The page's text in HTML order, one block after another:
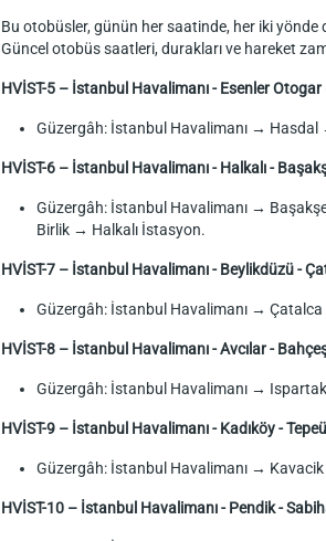
Bu otobüsler, günün her saatinde, her iki yönde
Güncel otobüs saatleri, durakları ve hareket
HVİST-5 – İstanbul Havalimanı - Esenler
Güzergâh: İstanbul Havalimanı →
HVİST-6 – İstanbul Havalimanı - Halkalı -
Güzergâh: İstanbul Havalimanı →
Birlik → Halkalı İstasyon.
HVİST-7 – İstanbul Havalimanı - Beylikdüzü -
Güzergâh: İstanbul Havalimanı →
HVİST-8 – İstanbul Havalimanı - Avcılar -
Güzergâh: İstanbul Havalimanı →
HVİST-9 – İstanbul Havalimanı - Kadıköy -
Güzergâh: İstanbul Havalimanı →
HVİST-10 – İstanbul Havalimanı - Pendik -